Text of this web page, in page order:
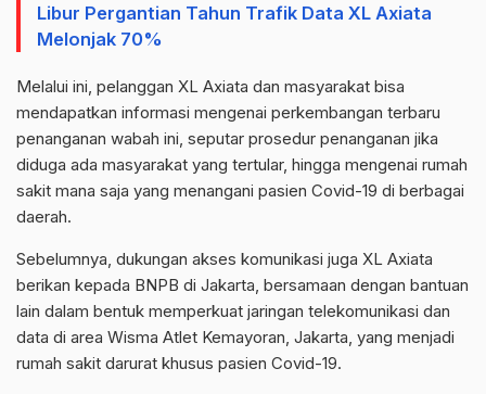
Libur Pergantian Tahun Trafik Data XL Axiata
Melonjak 70%
Melalui ini, pelanggan XL Axiata dan masyarakat bisa
mendapatkan informasi mengenai perkembangan terbaru
penanganan wabah ini, seputar prosedur penanganan jika
diduga ada masyarakat yang tertular, hingga mengenai rumah
sakit mana saja yang menangani pasien Covid-19 di berbagai
daerah.
Sebelumnya, dukungan akses komunikasi juga XL Axiata
berikan kepada BNPB di Jakarta, bersamaan dengan bantuan
lain dalam bentuk memperkuat jaringan telekomunikasi dan
data di area Wisma Atlet Kemayoran, Jakarta, yang menjadi
rumah sakit darurat khusus pasien Covid-19.